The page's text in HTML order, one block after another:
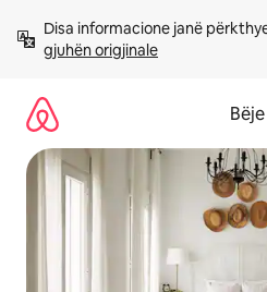
përmbajtja
Disa informacione janë
gjuhën origjinale